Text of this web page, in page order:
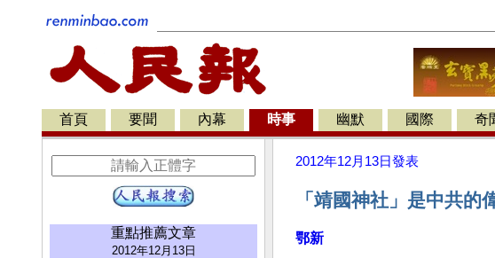
首頁 要聞 內幕 時事 幽默 國際 奇
重點推薦文章
2012年12月13日
2012年12月13日發表
「靖國神社」是中共的
鄂新